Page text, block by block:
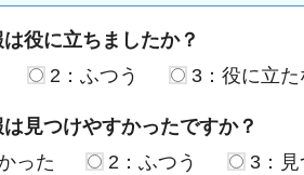
役に立ちましたか？
2：ふつう 3：役に立
見つけやすかったですか？
った
2：ふつう 3：